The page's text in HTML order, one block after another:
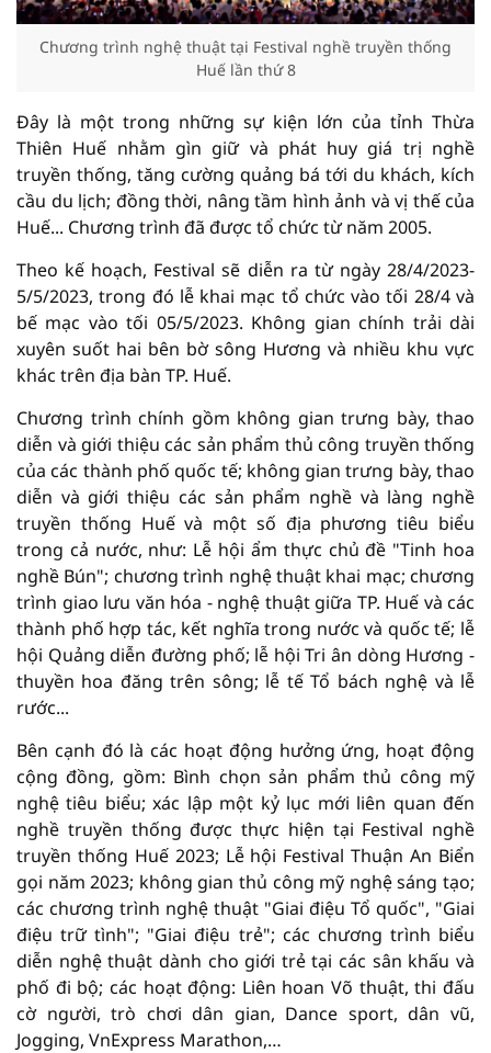
Chương trình nghệ thuật tại Festival nghề truyền thống
Huế lần thứ 8
Đây là một trong những sự kiện lớn của tỉnh Thừa
Thiên Huế nhằm gìn giữ và phát huy giá trị nghề
truyền thống, tăng cường quảng bá tới du khách, kích
cầu du lịch; đồng thời, nâng tầm hình ảnh và vị thế của
Huế... Chương trình đã được tổ chức từ năm 2005.
Theo kế hoạch, Festival sẽ diễn ra từ ngày 28/4/2023-
5/5/2023, trong đó lễ khai mạc tổ chức vào tối 28/4 và
bế mạc vào tối 05/5/2023. Không gian chính trải dài
xuyên suốt hai bên bờ sông Hương và nhiều khu vực
khác trên địa bàn TP. Huế.
Chương trình chính gồm không gian trưng bày, thao
diễn và giới thiệu các sản phẩm thủ công truyền thống
của các thành phố quốc tế; không gian trưng bày, thao
diễn và giới thiệu các sản phẩm nghề và làng nghề
truyền thống Huế và một số địa phương tiêu biểu
trong cả nước, như: Lễ hội ẩm thực chủ đề "Tinh hoa
nghề Bún"; chương trình nghệ thuật khai mạc; chương
trình giao lưu văn hóa - nghệ thuật giữa TP. Huế và các
thành phố hợp tác, kết nghĩa trong nước và quốc tế; lễ
hội Quảng diễn đường phố; lễ hội Tri ân dòng Hương -
thuyền hoa đăng trên sông; lễ tế Tổ bách nghệ và lễ
rước...
Bên cạnh đó là các hoạt động hưởng ứng, hoạt động
cộng đồng, gồm: Bình chọn sản phẩm thủ công mỹ
nghệ tiêu biểu; xác lập một kỷ lục mới liên quan đến
nghề truyền thống được thực hiện tại Festival nghề
truyền thống Huế 2023; Lễ hội Festival Thuận An Biển
gọi năm 2023; không gian thủ công mỹ nghệ sáng tạo;
các chương trình nghệ thuật "Giai điệu Tổ quốc", "Giai
điệu trữ tình"; "Giai điệu trẻ"; các chương trình biểu
diễn nghệ thuật dành cho giới trẻ tại các sân khấu và
phố đi bộ; các hoạt động: Liên hoan Võ thuật, thi đấu
cờ người, trò chơi dân gian, Dance sport, dân vũ,
Jogging, VnExpress Marathon,…